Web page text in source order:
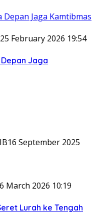
25 February 2026 19:54
Jaga
16 September 2025
March 2026 10:19
Lurah ke Tengah